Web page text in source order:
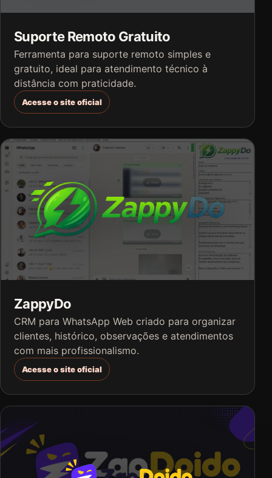
Suporte Remoto Gratuito
Ferramenta para suporte remoto simples e
gratuito, ideal para atendimento técnico à
distância com praticidade.
Acesse o site oficial
ZappyDo
CRM para WhatsApp Web criado para organizar
clientes, histórico, observações e atendimentos
com mais profissionalismo.
Acesse o site oficial